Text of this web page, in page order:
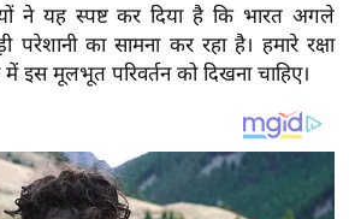
ने यह स्पष्ट कर दिया है कि भारत अगले
का सामना कर रहा है। हमारे रक्षा
इस मूलभूत परिवर्तन को दिखना चाहिए।